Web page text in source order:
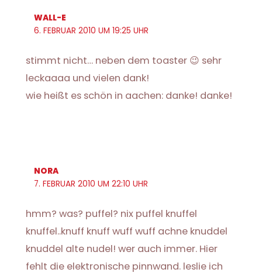
WALL-E
6. FEBRUAR 2010 UM 19:25 UHR
stimmt nicht… neben dem toaster 😉 sehr
leckaaaa und vielen dank!
wie heißt es schön in aachen: danke! danke!
NORA
7. FEBRUAR 2010 UM 22:10 UHR
hmm? was? puffel? nix puffel knuffel
knuffel..knuff knuff wuff wuff achne knuddel
knuddel alte nudel! wer auch immer. Hier
fehlt die elektronische pinnwand. leslie ich